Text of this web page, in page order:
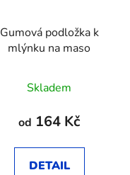
Gumová podložka k
mlýnku na maso
Skladem
od 164 Kč
DETAIL